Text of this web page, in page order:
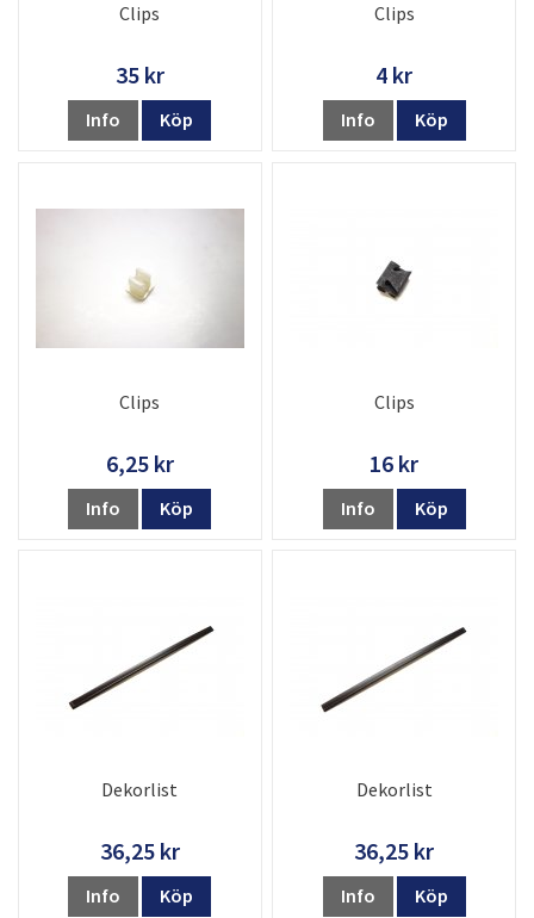
Clips
35 kr
Info Köp
Clips
4 kr
Info Köp
Clips
6,25 kr
Info Köp
Clips
16 kr
Info Köp
Dekorlist
36,25 kr
Info Köp
Dekorlist
36,25 kr
Info Köp